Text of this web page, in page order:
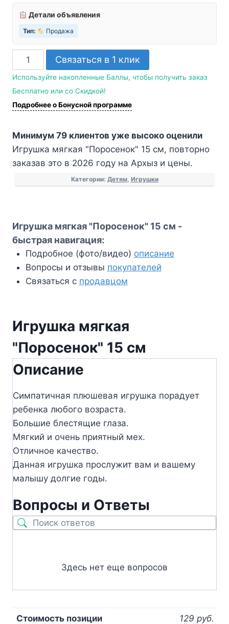
Детали объявления
Тип: Продажа
Количество
товара
Игрушка
мягкая
"Поросенок"
см
Связаться в 1 клик
Используйте накопленные Баллы, чтобы получить заказ
Бесплатно или со Скидкой!
Подробнее о Бонусной программе
Минимум 79 клиентов уже высоко оценили
Игрушка мягкая "Поросенок" 15 см, повторно
заказав это в 2026 году на Архыз и цены.
Категории: Детям, Игрушки
Игрушка мягкая "Поросенок" 15 см -
быстрая навигация:
Подробное (фото/видео) описание
Вопросы и отзывы покупателей
Связаться с продавцом
Игрушка мягкая
"Поросенок" 15 см
Описание
Симпатичная плюшевая игрушка порадует
ребенка любого возраста.
Большие блестящие глаза.
Мягкий и очень приятный мех.
Отличное качество.
Данная игрушка прослужит вам и вашему
малышу долгие годы.
Вопросы и Ответы
Здесь нет еще вопросов
Стоимость позиции 129 руб.